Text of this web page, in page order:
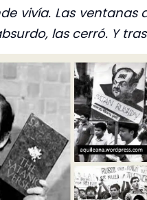
vivía. Las
las cerró. Y